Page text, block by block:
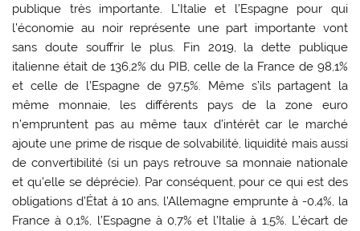
publique très importante. L’Italie et l’Espagne pour qui
l’économie au noir représente une part importante vont
sans doute souffrir le plus. Fin 2019, la dette publique
italienne était de 136,2% du PIB, celle de la France de 98,1%
et celle de l’Espagne de 97,5%. Même s’ils partagent la
même monnaie, les différents pays de la zone euro
n’empruntent pas au même taux d’intérêt car le marché
ajoute une prime de risque de solvabilité, liquidité mais aussi
de convertibilité (si un pays retrouve sa monnaie nationale
et qu’elle se déprécie). Par conséquent, pour ce qui est des
obligations d’État à 10 ans, l’Allemagne emprunte à -0,4%, la
France à 0,1%, l’Espagne à 0,7% et l’Italie à 1,5%. L’écart de